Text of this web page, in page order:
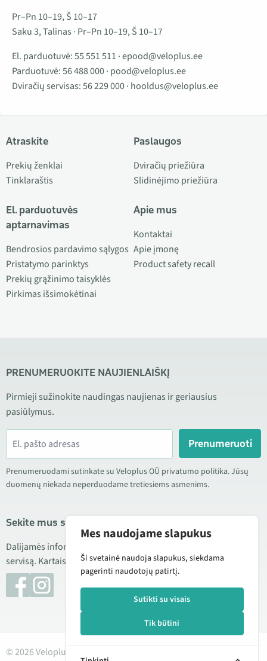
Pr–Pn 10–19, Š 10–17
Saku 3, Talinas · Pr–Pn 10–19, Š 10–17
El. parduotuvė:55 551 511 ·epood@veloplus.ee
Parduotuvė:56 488 000· pood@veloplus.ee
Dviračių servisas:56 229 000· hooldus@veloplus.ee
Atraskite
Prekių ženklai
Tinklaraštis
El. parduotuvės
aptarnavimas
Bendrosios pardavimo sąlygos
Pristatymo parinktys
Prekių grąžinimo taisyklės
Pirkimas išsimokėtinai
Paslaugos
Dviračių priežiūra
Slidinėjimo priežiūra
Apie mus
Kontaktai
Apie įmonę
Product safety recall
PRENUMERUOKITE NAUJIENLAIŠKĮ
Pirmieji sužinokite naudingas naujienas ir geriausius
pasiūlymus.
Prenumeruoti
Prenumeruodami sutinkate su Veloplus OÜ privatumo politika. Jūsų
duomenų niekada neperduodame tretiesiems asmenims.
Sekite mus socialiniuose tinkluose
Dalijamės informacija apie geras kainas, naujus produktus ir
servisą. Kartais taip pat publikuojame produktų apžvalgas.
© 2026 Veloplus OÜ. Visos teisės saugomos
Mes naudojame slapukus
Ši svetainė naudoja slapukus, siekdama
pagerinti naudotojų patirtį.
Sutikti su visais
Tik būtini